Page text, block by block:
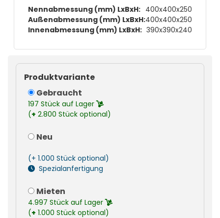
Nennabmessung (mm) LxBxH: 400x400x250
Außenabmessung (mm) LxBxH:400x400x250
Innenabmessung (mm) LxBxH: 390x390x240
Produktvariante
Gebraucht
197 Stück auf Lager
(+ 2.800 Stück optional)
Neu
(+ 1.000 Stück optional)
Spezialanfertigung
Mieten
4.997 Stück auf Lager
(+ 1.000 Stück optional)